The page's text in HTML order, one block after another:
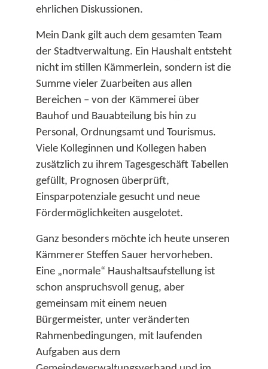
ehrlichen Diskussionen.​
Mein Dank gilt auch dem gesamten Team
der Stadtverwaltung. Ein Haushalt entsteht
nicht im stillen Kämmerlein, sondern ist die
Summe vieler Zuarbeiten aus allen
Bereichen – von der Kämmerei über
Bauhof und Bauabteilung bis hin zu
Personal, Ordnungsamt und Tourismus.
Viele Kolleginnen und Kollegen haben
zusätzlich zu ihrem Tagesgeschäft Tabellen
gefüllt, Prognosen überprüft,
Einsparpotenziale gesucht und neue
Fördermöglichkeiten ausgelotet.​
Ganz besonders möchte ich heute unseren
Kämmerer Steffen Sauer hervorheben.
Eine „normale“ Haushaltsaufstellung ist
schon anspruchsvoll genug, aber
gemeinsam mit einem neuen
Bürgermeister, unter veränderten
Rahmenbedingungen, mit laufenden
Aufgaben aus dem